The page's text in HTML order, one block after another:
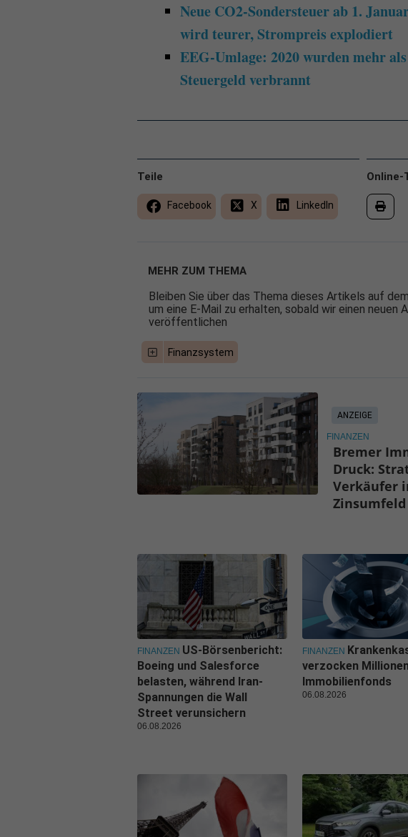
Neue CO2-Sondersteuer ab 1.
wird teurer, Strompreis explodiert
EEG-Umlage: 2020 wurden mehr
Steuergeld verbrannt
Online-
Teile
Facebook X LinkedIn
MEHR ZUM THEMA
Bleiben Sie über das Thema dieses Artikels auf
um eine E-Mail zu erhalten, sobald wir einen neuen
veröffentlichen
Finanzsystem
ANZEIGE
FINANZEN
Bremer
Druck:
Verkäufer
Zinsumfeld
FINANZEN US-Börsenbericht:
Boeing und Salesforce
belasten, während Iran-
Spannungen die Wall
Street verunsichern
06.08.2026
FINANZEN
verzocken
Immobilienfonds
06.08.2026